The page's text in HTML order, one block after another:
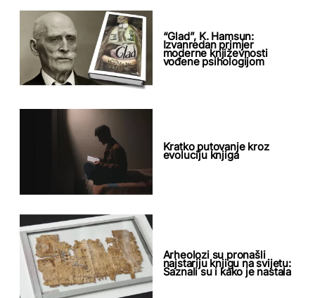
“Glad”, K. Hamsun:
Izvanredan primjer
moderne književnosti
vođene psihologijom
Kratko putovanje kroz
evoluciju knjiga
Arheolozi su pronašli
najstariju knjigu na svijetu:
Saznali su i kako je nastala